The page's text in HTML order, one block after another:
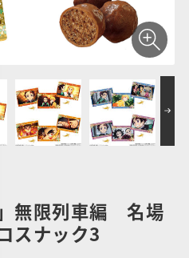
モンスター
サンリオキャラクタ
リーズ キャラデコ
無限列車編 名場
スナック3